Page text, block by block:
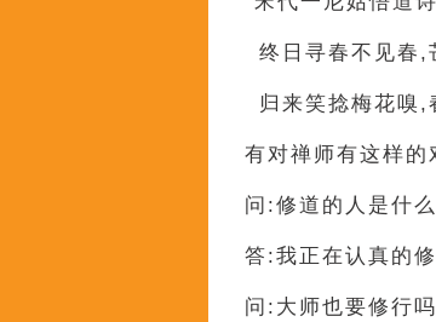
终日寻春不
归来笑捻梅
有对禅师有这样的
问:修道的人是什
答:我正在认真的修
问:大师也要修行